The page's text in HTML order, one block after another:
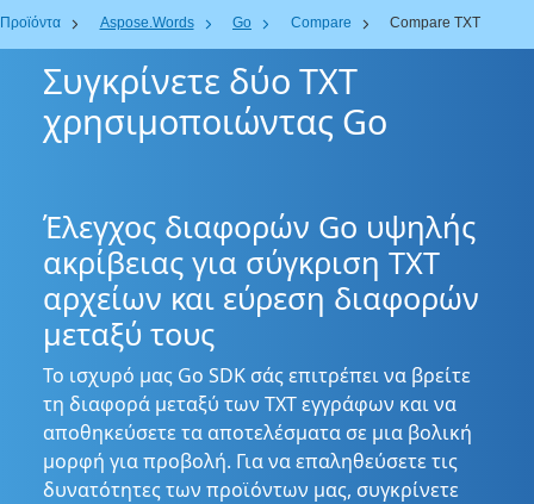
Προϊόντα Aspose.Words Go Compare Compare TXT
Συγκρίνετε δύο TXT
χρησιμοποιώντας Go
Έλεγχος διαφορών Go υψηλής
ακρίβειας για σύγκριση TXT
αρχείων και εύρεση διαφορών
μεταξύ τους
Το ισχυρό μας Go SDK σάς επιτρέπει να βρείτε
τη διαφορά μεταξύ των TXT εγγράφων και να
αποθηκεύσετε τα αποτελέσματα σε μια βολική
μορφή για προβολή. Για να επαληθεύσετε τις
δυνατότητες των προϊόντων μας, συγκρίνετε